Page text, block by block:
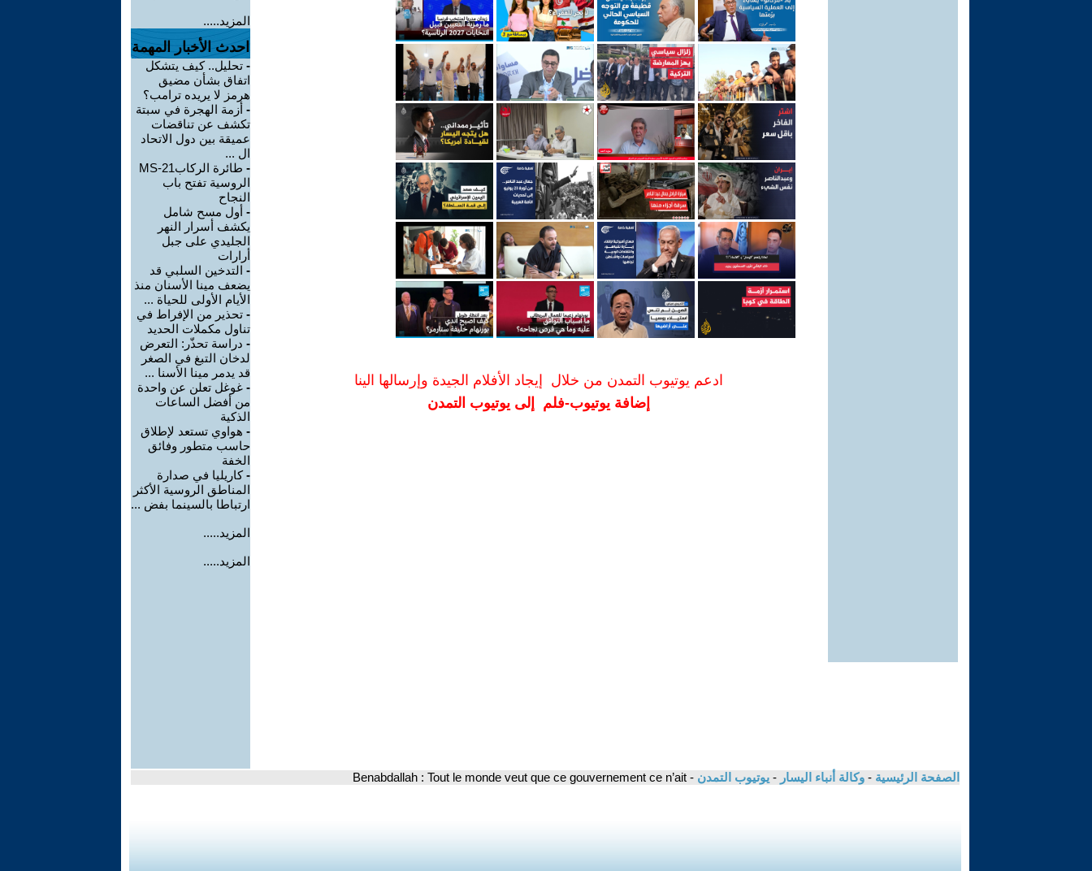
ادعم يوتيوب التمدن من خلال إيجاد الأفلام الجيدة وإرسالها الينا
إضافة يوتيوب-فلم إلى يوتيوب التمدن
المزيد.....
احدث الأخبار المهمة
- تحليل.. كيف يتشكل
اتفاق بشأن مضيق
هرمز لا يريده ترامب؟
- أزمة الهجرة في سبتة
تكشف عن تناقضات
عميقة بين دول الاتحاد
ال ...
-
طائرة الركابMS-21
الروسية تفتح باب
النجاح
- أول مسح شامل
يكشف أسرار النهر
الجليدي على جبل
أرارات
- التدخين السلبي قد
يضعف مينا الأسنان منذ
الأيام الأولى للحياة ...
- تحذير من الإفراط في
تناول مكملات الحديد
- دراسة تحذّر: التعرض
لدخان التبغ في الصغر
قد يدمر مينا الأسنا ...
- غوغل تعلن عن واحدة
من أفضل الساعات
الذكية
- هواوي تستعد لإطلاق
حاسب متطور وفائق
الخفة
-كاريليا في صدارة
المناطق الروسية الأكثر
ارتباطا بالسينما بفض ...
المزيد.....
المزيد.....
الصفحة الرئيسية - وكالة أنباء اليسار - يوتيوب التمدن - Benabdallah : Tout le monde veut que ce gouvernement ce n’ait